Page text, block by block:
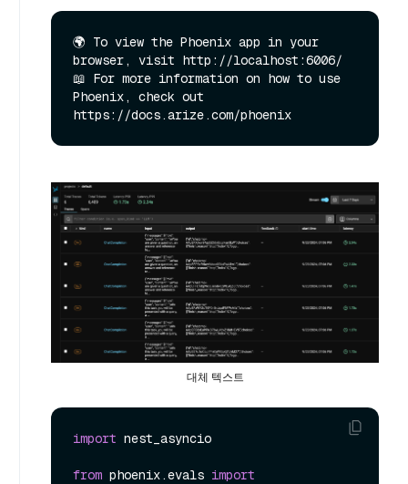
🌍 To view the Phoenix app in your
browser, visit http://localhost:6006/
📖 For more information on how to use
Phoenix, check out
대체 텍스트
import nest_asyncio
from phoenix.evals import